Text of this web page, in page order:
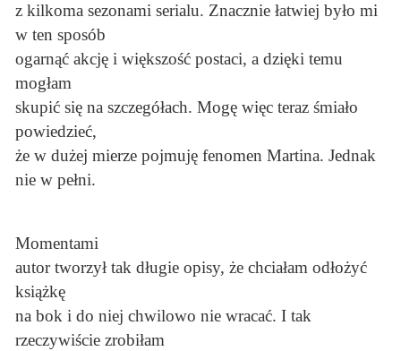
z kilkoma sezonami serialu. Znacznie łatwiej było mi
w ten sposób
ogarnąć akcję i większość postaci, a dzięki temu
mogłam
skupić się na szczegółach. Mogę więc teraz śmiało
powiedzieć,
że w dużej mierze pojmuję fenomen Martina. Jednak
nie w pełni.
Momentami
autor tworzył tak długie opisy, że chciałam odłożyć
książkę
na bok i do niej chwilowo nie wracać. I tak
rzeczywiście zrobiłam